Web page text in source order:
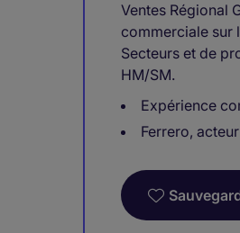
Ventes Régional
commerciale sur
Secteurs et de
HM/SM.
Expérience
Ferrero,